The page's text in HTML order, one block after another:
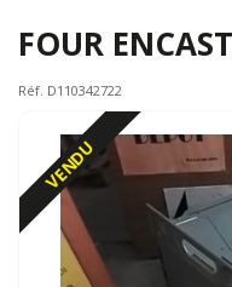
FOUR
Réf. D110342722
VENDU